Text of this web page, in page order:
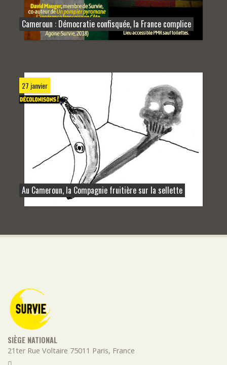
Cameroun : Démocratie confisquée, la France complice
27 janvier
Au Cameroun, la Compagnie fruitière sur la sellette
SIÈGE NATIONAL
21ter Rue Voltaire 75011 Paris, France